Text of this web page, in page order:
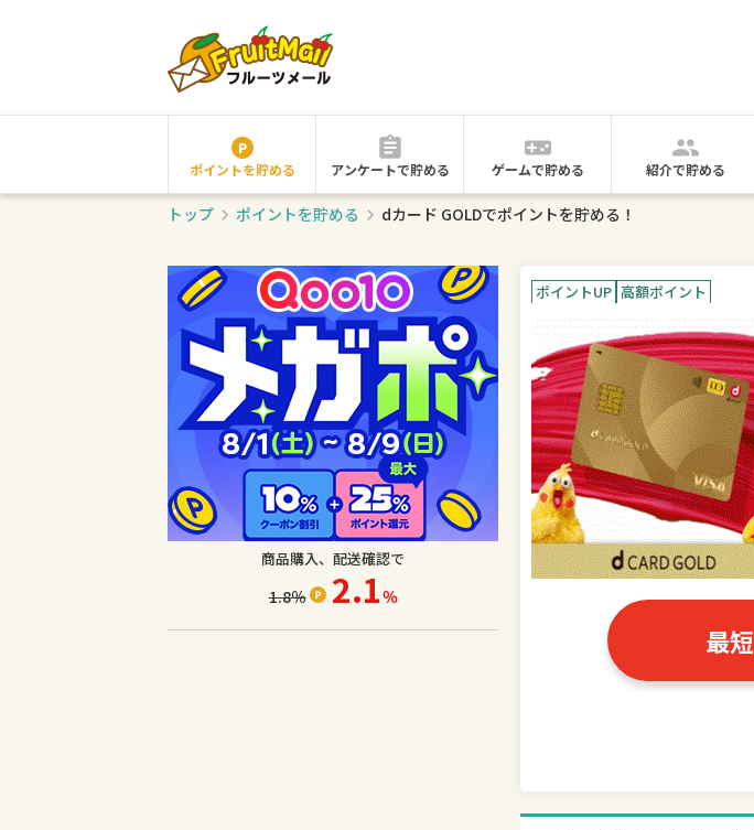
ポイントを貯める アンケートで貯める ゲームで貯める 紹介で貯める
トップ ポイントを貯める dカード GOLDでポイントを貯める！
商品購入、配送確認で
1.8％ 2.1％
ポイントUP 高額ポイント
最短